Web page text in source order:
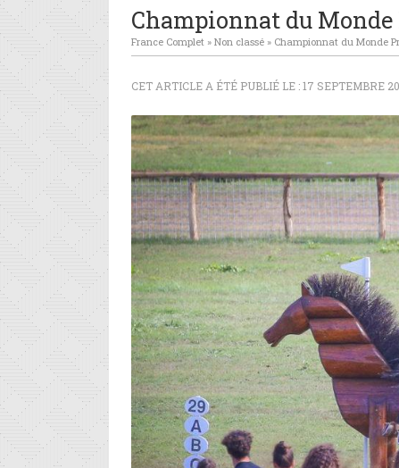
Championnat du
France Complet » Non classé » Championnat du Monde
CET ARTICLE A ÉTÉ PUBLIÉ LE : 17 SEPTEMBRE